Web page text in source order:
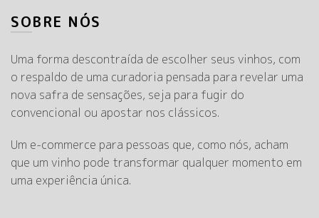
SOBRE NÓS
Uma forma descontraída de escolher seus vinhos, com
o respaldo de uma curadoria pensada para revelar uma
nova safra de sensações, seja para fugir do
convencional ou apostar nos clássicos.
Um e-commerce para pessoas que, como nós, acham
que um vinho pode transformar qualquer momento em
uma experiência única.